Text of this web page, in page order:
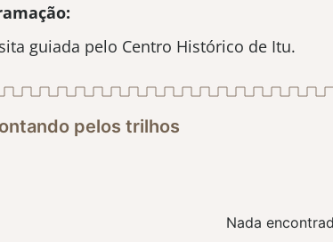
guiada pelo Centro Histórico de Itu.
pelos trilhos
Nada